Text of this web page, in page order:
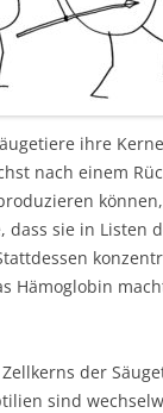
ihre
nach einem
dass sie in Listen
Hämoglobin
der
sind